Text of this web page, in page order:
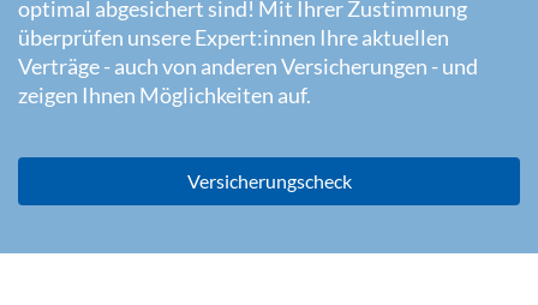
optimal abgesichert sind! Mit Ihrer Zustimmung
überprüfen unsere Expert:innen Ihre aktuellen
Verträge - auch von anderen Versicherungen - und
zeigen Ihnen Möglichkeiten auf.
Versicherungscheck